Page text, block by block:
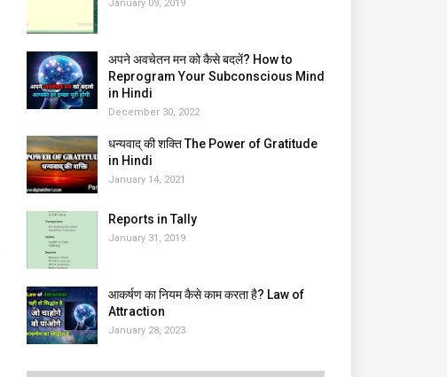
January 09, 2019
अपने अवचेतन मन को कैसे बदलें? How to
Reprogram Your Subconscious Mind
in Hindi
December 30, 2022
धन्यवाद् की शक्ति The Power of Gratitude
in Hindi
January 14, 2021
Reports in Tally
January 31, 2019
आकर्षण का नियम कैसे काम करता है? Law of
Attraction
January 28, 2023